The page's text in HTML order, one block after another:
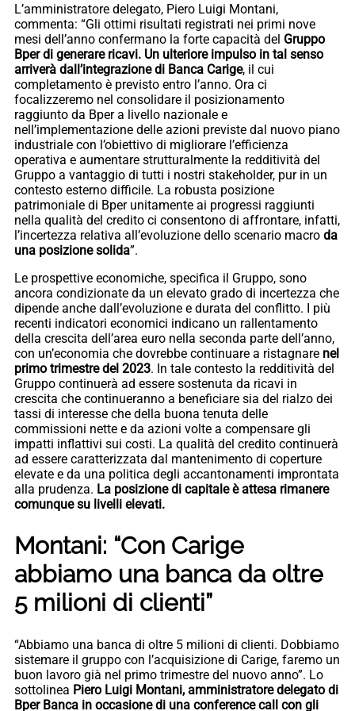
L’amministratore delegato, Piero Luigi Montani,
commenta: “Gli ottimi risultati registrati nei primi nove
mesi dell’anno confermano la forte capacità del Gruppo
Bper di generare ricavi. Un ulteriore impulso in tal senso
arriverà dall’integrazione di Banca Carige, il cui
completamento è previsto entro l’anno. Ora ci
focalizzeremo nel consolidare il posizionamento
raggiunto da Bper a livello nazionale e
nell’implementazione delle azioni previste dal nuovo piano
industriale con l’obiettivo di migliorare l’efficienza
operativa e aumentare strutturalmente la redditività del
Gruppo a vantaggio di tutti i nostri stakeholder, pur in un
contesto esterno difficile. La robusta posizione
patrimoniale di Bper unitamente ai progressi raggiunti
nella qualità del credito ci consentono di affrontare, infatti,
l’incertezza relativa all’evoluzione dello scenario macro da
una posizione solida”.
Le prospettive economiche, specifica il Gruppo, sono
ancora condizionate da un elevato grado di incertezza che
dipende anche dall’evoluzione e durata del conflitto. I più
recenti indicatori economici indicano un rallentamento
della crescita dell’area euro nella seconda parte dell’anno,
con un’economia che dovrebbe continuare a ristagnare nel
primo trimestre del 2023. In tale contesto la redditività del
Gruppo continuerà ad essere sostenuta da ricavi in
crescita che continueranno a beneficiare sia del rialzo dei
tassi di interesse che della buona tenuta delle
commissioni nette e da azioni volte a compensare gli
impatti inflattivi sui costi. La qualità del credito continuerà
ad essere caratterizzata dal mantenimento di coperture
elevate e da una politica degli accantonamenti improntata
alla prudenza. La posizione di capitale è attesa rimanere
comunque su livelli elevati.
Montani: “Con Carige
abbiamo una banca da oltre
5 milioni di clienti”
“Abbiamo una banca di oltre 5 milioni di clienti. Dobbiamo
sistemare il gruppo con l’acquisizione di Carige, faremo un
buon lavoro già nel primo trimestre del nuovo anno”. Lo
sottolinea Piero Luigi Montani, amministratore delegato di
Bper Banca in occasione di una conference call con gli